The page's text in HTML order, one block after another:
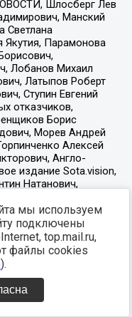
мы используем
подключены
top.mail.ru,
файлы cookies
).